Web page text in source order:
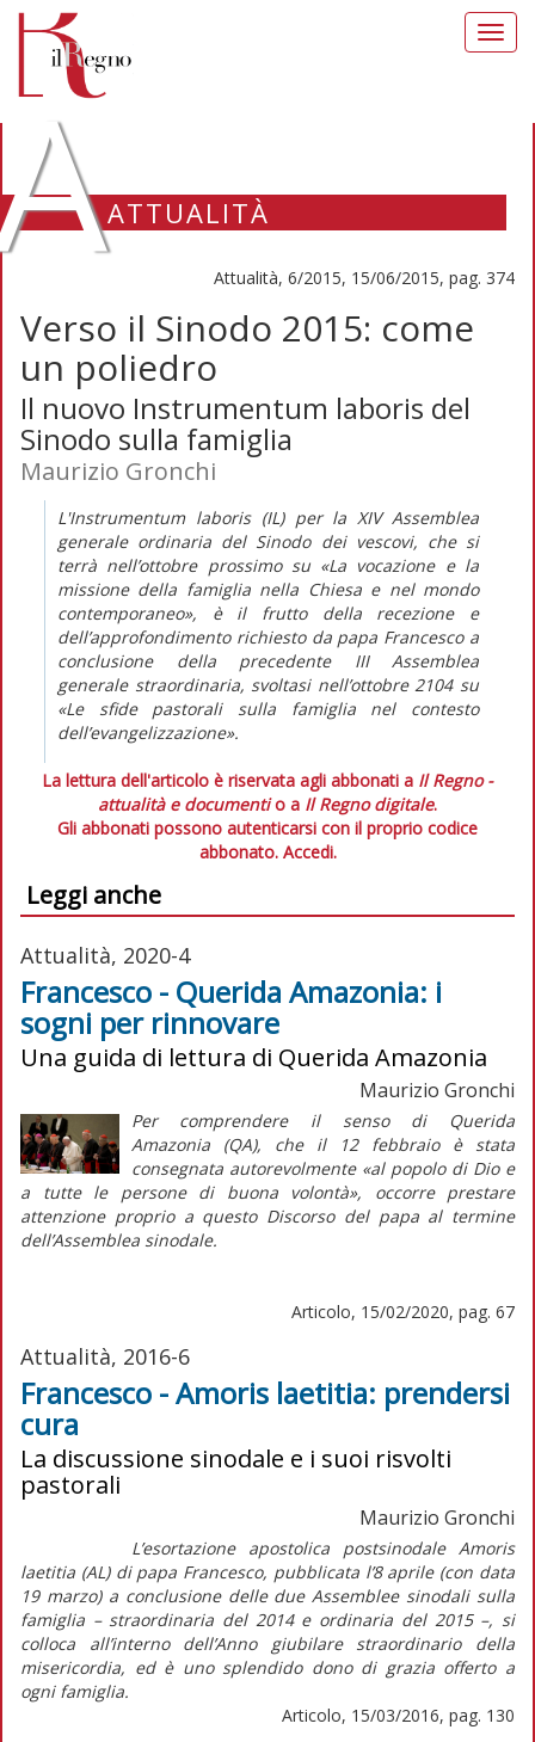
ATTUALITÀ
Attualità, 6/2015, 15/06/2015, pag. 374
Verso il Sinodo 2015: come
un poliedro
Il nuovo Instrumentum laboris del
Sinodo sulla famiglia
Maurizio Gronchi
L'Instrumentum laboris(IL) per la XIV Assemblea
generale ordinaria del Sinodo dei vescovi, che si
terrà nell’ottobre prossimo su «La vocazione e la
missione della famiglia nella Chiesa e nel mondo
contemporaneo», è il frutto della recezione e
dell’approfondimento richiesto da papa Francesco a
conclusione della precedente III Assemblea
generale straordinaria, svoltasi nell’ottobre 2104 su
«Le sfide pastorali sulla famiglia nel contesto
dell’evangelizzazione».
La lettura dell'articolo è riservata agli abbonati a Il Regno -
attualità e documentio a Il Regno digitale.
Gli abbonati possono autenticarsi con il proprio codice
abbonato. Accedi.
Leggi anche
Attualità, 2020-4
Francesco - Querida Amazonia: i
sogni per rinnovare
Una guida di lettura di Querida Amazonia
Maurizio Gronchi
Per comprendere il senso di
Querida
Amazonia(QA), che il 12 febbraio è stata
consegnata autorevolmente «al popolo di Dio e
a tutte le persone di buona volontà», occorre prestare
attenzione proprio a questo Discorso del papa al termine
dell’Assemblea sinodale.
Articolo, 15/02/2020, pag. 67
Attualità, 2016-6
Francesco - Amoris laetitia: prendersi
cura
La discussione sinodale e i suoi risvolti
pastorali
Maurizio Gronchi
L’esortazione apostolica postsinodale Amoris
laetitia (AL) di papa Francesco, pubblicata l’8 aprile (con data
19 marzo) a conclusione delle due Assemblee sinodali sulla
famiglia – straordinaria del 2014 e ordinaria del 2015 –, si
colloca all’interno dell’Anno giubilare straordinario della
misericordia, ed è uno splendido dono di grazia offerto a
ogni famiglia.
Articolo, 15/03/2016, pag. 130